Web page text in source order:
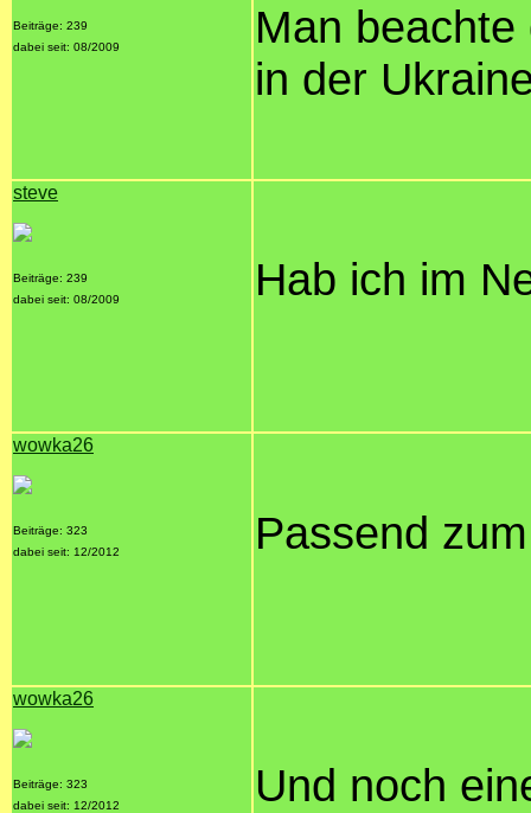
Beiträge: 239
dabei seit: 08/2009
Man
in der
steve
Beiträge: 239
dabei seit: 08/2009
Hab ich im
wowka26
Beiträge: 323
dabei seit: 12/2012
Passend
wowka26
Beiträge: 323
dabei seit: 12/2012
Und noch